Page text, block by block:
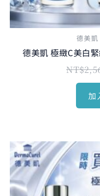
德美
德美凱 極緻C美白
NT$
加